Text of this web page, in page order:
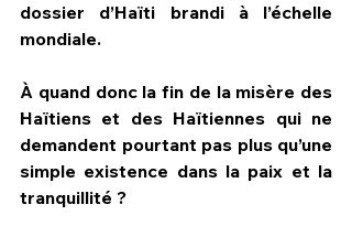
dossier d’Haïti brandi à l’échelle
mondiale.
À quand donc la fin de la misère des
Haïtiens et des Haïtiennes qui ne
demandent pourtant pas plus qu’une
simple existence dans la paix et la
tranquillité ?